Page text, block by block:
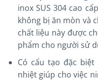
inox SUS 304 cao
không bị ăn mòn và
chất liệu này được
phẩm cho người sử
Có cấu tạo đặc
nhiệt giúp cho việc